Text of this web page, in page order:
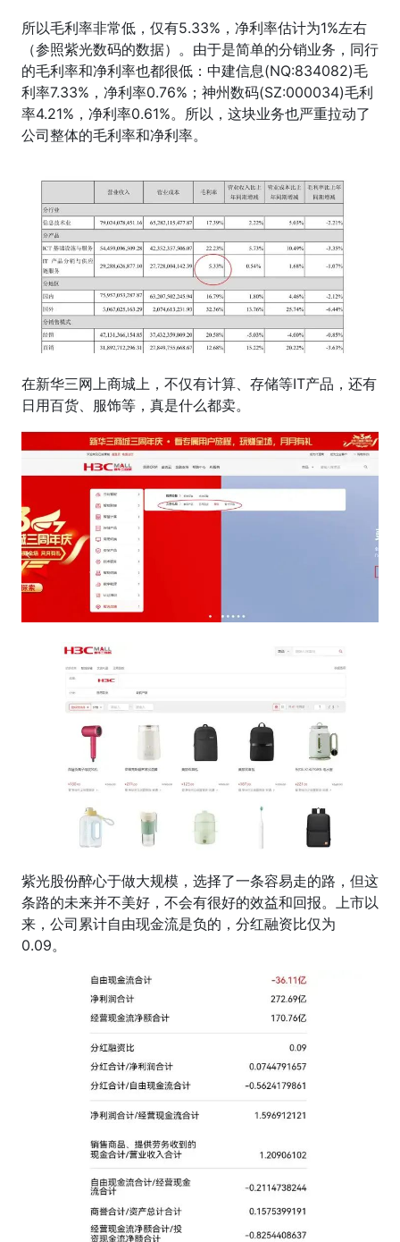
所以毛利率非常低，仅有5.33%，净利率估计为1%左右
（参照紫光数码的数据）。由于是简单的分销业务，同行
的毛利率和净利率也都很低：中建信息(NQ:834082)毛
利率7.33%，净利率0.76%；神州数码(SZ:000034)毛利
率4.21%，净利率0.61%。所以，这块业务也严重拉动了
公司整体的毛利率和净利率。
在新华三网上商城上，不仅有计算、存储等IT产品，还有
日用百货、服饰等，真是什么都卖。
紫光股份醉心于做大规模，选择了一条容易走的路，但这
条路的未来并不美好，不会有很好的效益和回报。上市以
来，公司累计自由现金流是负的，分红融资比仅为
0.09。